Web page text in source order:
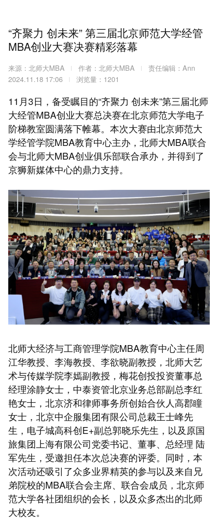
“齐聚力 创未来” 第三届北京师范大学经管
MBA创业大赛决赛精彩落幕
来源：北师大MBA 作者：北师大MBA
责任编辑：Ann
2024.11.18 17:06
浏览量：1201
11月3日，备受瞩目的“齐聚力 创未来”第三届北师
大经管MBA创业大赛总决赛在北京师范大学电子
阶梯教室圆满落下帷幕。本次大赛由北京师范大
学经管学院MBA教育中心主办，北师大MBA联合
会与北师大MBA创业俱乐部联合承办，并得到了
京狮新媒体中心的鼎力支持。
北师大经济与工商管理学院MBA教育中心主任周
江华教授、李海教授、李欲晓副教授，北师大艺
术与传媒学院李嫣副教授，梅花创投投资董事总
经理涂静女士，中泰资管北京业务总部副总李红
艳女士，北京济和律师事务所创始合伙人高郡瞳
女士，北京中企服集团有限公司总裁王士峰先
生，电子城高科创E+副总郭晓乐先生，以及原国
旅集团上海有限公司党委书记、董事、总经理 陆
军先生，受邀担任本次总决赛的评委。同时，本
次活动还吸引了众多业界精英的参与以及来自兄
弟院校的MBA联合会主席、联合会成员，北京师
范大学各社团组织的会长，以及众多杰出的北师
大校友。